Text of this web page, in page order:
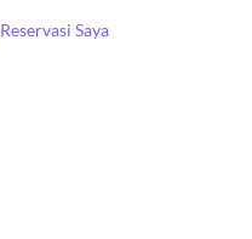
Reservasi Saya